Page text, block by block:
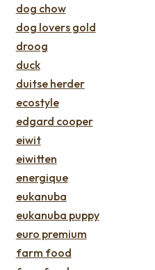
dog chow
dog lovers gold
droog
duck
duitse herder
ecostyle
edgard cooper
eiwit
eiwitten
energique
eukanuba
eukanuba puppy
euro premium
farm food